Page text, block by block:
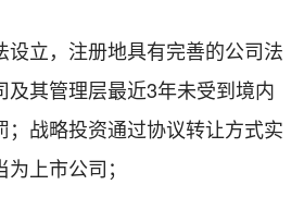
设立，注册地具有完善的公司法
及其管理层最近3年未受到境内
；战略投资通过协议转让方式实
上市公司；